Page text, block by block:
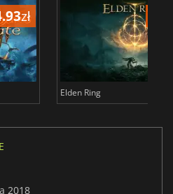
zł
Elden Ring
2018